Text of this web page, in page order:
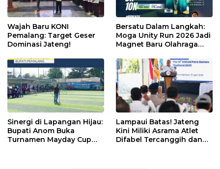
Wajah Baru KONI
Pemalang: Target Geser
Dominasi Jateng!
Bersatu Dalam Langkah:
Moga Unity Run 2026 Jadi
Magnet Baru Olahraga
Sinergi di Lapangan Hijau:
Bupati Anom Buka
Turnamen Mayday Cup
Lampaui Batas! Jateng
Kini Miliki Asrama Atlet
Difabel Tercanggih dan